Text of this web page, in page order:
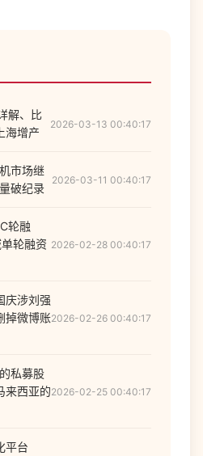
解、比
海增产
2026-03-13 00:40:17
市场继
破纪录
2026-03-11 00:40:17
轮融
轮融资 2026-02-28 00:40:17
庆涉刘强
掉微博账2026-02-26 00:40:17
私募股
来西亚的2026-02-25 00:40:17
平台